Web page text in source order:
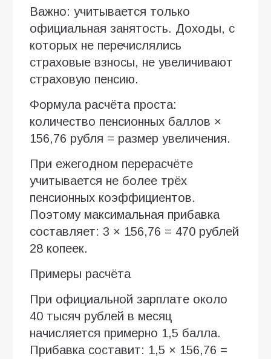
Важно: учитывается только
официальная занятость. Доходы, с
которых не перечислялись
страховые взносы, не увеличивают
страховую пенсию.
Формула расчёта проста:
количество пенсионных баллов ×
156,76 рубля = размер увеличения.
При ежегодном перерасчёте
учитывается не более трёх
пенсионных коэффициентов.
Поэтому максимальная прибавка
составляет: 3 × 156,76 = 470 рублей
28 копеек.
Примеры расчёта
При официальной зарплате около
40 тысяч рублей в месяц
начисляется примерно 1,5 балла.
Прибавка составит: 1,5 × 156,76 =